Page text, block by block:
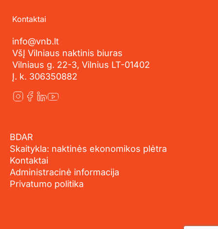
Kontaktai
info@vnb.lt
VšĮ Vilniaus naktinis biuras
Vilniaus g. 22-3, Vilnius LT-01402
Į. k. 306350882
BDAR
Skaitykla: naktinės ekonomikos plėtra
Kontaktai
Administracinė informacija
Privatumo politika